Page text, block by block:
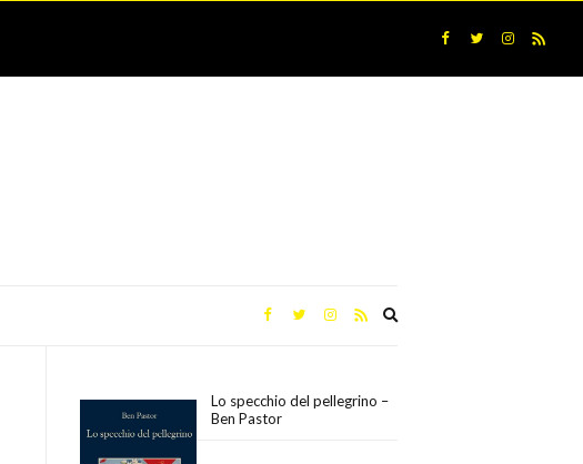
Lo specchio del pellegrino –
Ben Pastor